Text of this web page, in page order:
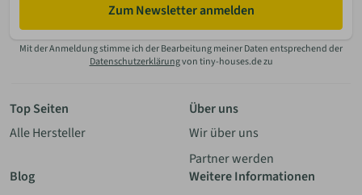
Zum Newsletter anmelden
Mit der Anmeldung stimme ich der Bearbeitung meiner Daten entsprechend der
Datenschutzerklärungvon tiny-houses.de zu
Top Seiten
Alle Hersteller
Über uns
Wir über uns
Partner werden
Blog
Weitere Informationen